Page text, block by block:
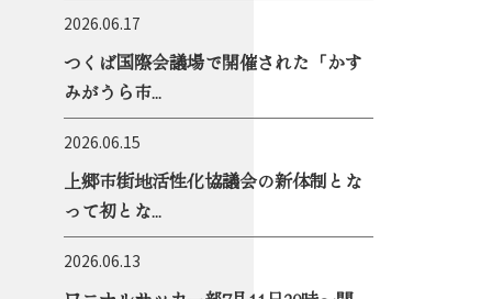
2026.06.17
つくば国際会議場で開催された「かす
みがうら市...
2026.06.15
上郷市街地活性化協議会の新体制とな
って初とな...
2026.06.13